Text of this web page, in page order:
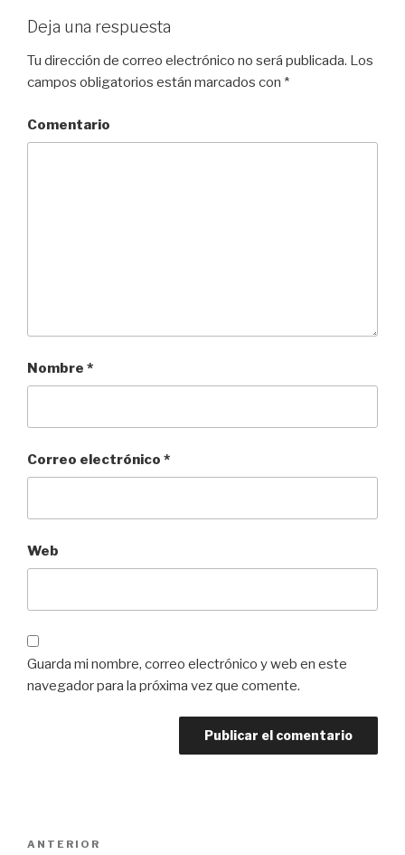
Deja una respuesta
Tu dirección de correo electrónico no será publicada. Los
campos obligatorios están marcados con *
Comentario
Nombre *
Correo electrónico *
Web
Guarda mi nombre, correo electrónico y web en este
navegador para la próxima vez que comente.
Navegación
Entrada
ANTERIOR